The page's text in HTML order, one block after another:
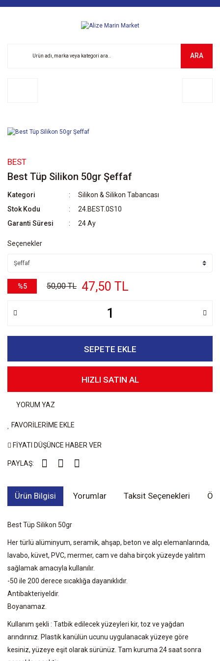
ARA
BEST
Best Tüp Silikon 50gr Şeffaf
Kategori
Silikon & Silikon Tabancası
Stok Kodu
24.BEST.0S10
Garanti Süresi
24 Ay
Seçenekler
%5 50,00 TL 47,50 TL
SEPETE EKLE
HIZLI SATIN AL
YORUM YAZ
FAVORİLERİME EKLE
FİYATI DÜŞÜNCE HABER VER
PAYLAŞ:
Ürün Bilgisi Yorumlar Taksit Seçenekleri
Best Tüp Silikon 50gr
Her türlü alüminyum, seramik, ahşap, beton ve alçı elemanlarında,
lavabo, küvet, PVC, mermer, cam ve daha birçok yüzeyde yalıtım
sağlamak amacıyla kullanılır.
-50 ile 200 derece sıcaklığa dayanıklıdır.
Antibakteriyeldir.
Boyanamaz.
Kullanım şekli : Tatbik edilecek yüzeyleri kir, toz ve yağdan
arındırınız. Plastik kanülün ucunu uygulanacak yüzeye göre
kesiniz, yüzeye eşit olarak sürünüz. Tam kuruma 24 saat sonra